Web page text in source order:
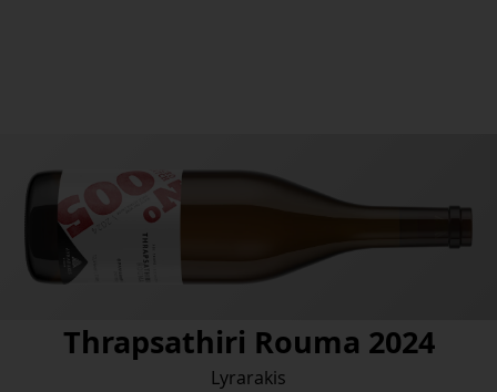
Thrapsathiri Rouma 2024
Lyrarakis